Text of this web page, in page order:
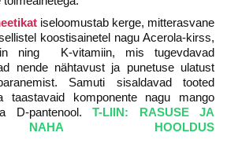
iseloomustab kerge, mitterasvane
koostisainetel nagu Acerola-kirss,
ning K-vitamiin, mis tugevdavad
nende nähtavust ja punetuse ulatust
Samuti sisaldavad tooted
taastavaid komponente nagu mango
D-pantenool. T-LIIN: RASUSE JA
HOOLDUS